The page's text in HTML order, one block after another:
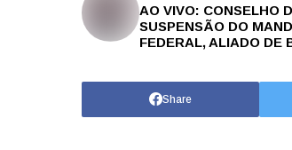
AO VIVO: CONSELHO
SUSPENSÃO DO
FEDERAL, ALIADO DE
Share